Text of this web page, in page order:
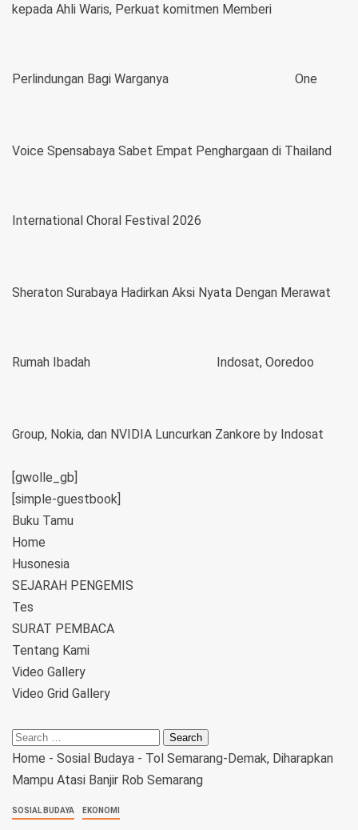
kepada Ahli Waris, Perkuat komitmen Memberi
Perlindungan Bagi Warganya One
Voice Spensabaya Sabet Empat Penghargaan di Thailand
International Choral Festival 2026
Sheraton Surabaya Hadirkan Aksi Nyata Dengan Merawat
Rumah Ibadah Indosat, Ooredoo
Group, Nokia, dan NVIDIA Luncurkan Zankore by Indosat
[gwolle_gb]
[simple-guestbook]
Buku Tamu
Home
Husonesia
SEJARAH PENGEMIS
Tes
SURAT PEMBACA
Tentang Kami
Video Gallery
Video Grid Gallery
Home - Sosial Budaya - Tol Semarang-Demak, Diharapkan
Mampu Atasi Banjir Rob Semarang
SOSIAL BUDAYA EKONOMI